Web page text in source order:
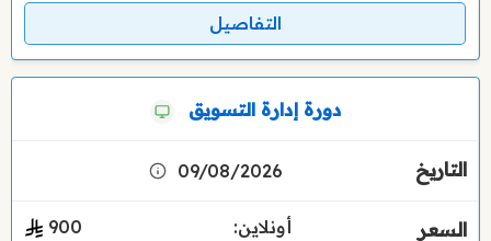
التفاصيل
دورة إدارة التسويق
09/08/2026
أونلاين: 900